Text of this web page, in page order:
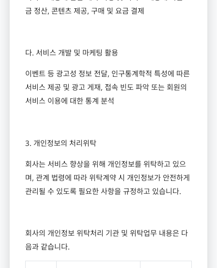
금 정산, 콘텐츠 제공, 구매 및 요금 결제
다. 서비스 개발 및 마케팅 활용
이벤트 등 광고성 정보 전달, 인구통계학적 특성에 따른
서비스 제공 및 광고 게재, 접속 빈도 파악 또는 회원의
서비스 이용에 대한 통계 분석
3. 개인정보의 처리위탁
회사는 서비스 향상을 위해 개인정보를 위탁하고 있으
며, 관계 법령에 따라 위탁계약 시 개인정보가 안전하게
관리될 수 있도록 필요한 사항을 규정하고 있습니다.
회사의 개인정보 위탁처리 기관 및 위탁업무 내용은 다
음과 같습니다.